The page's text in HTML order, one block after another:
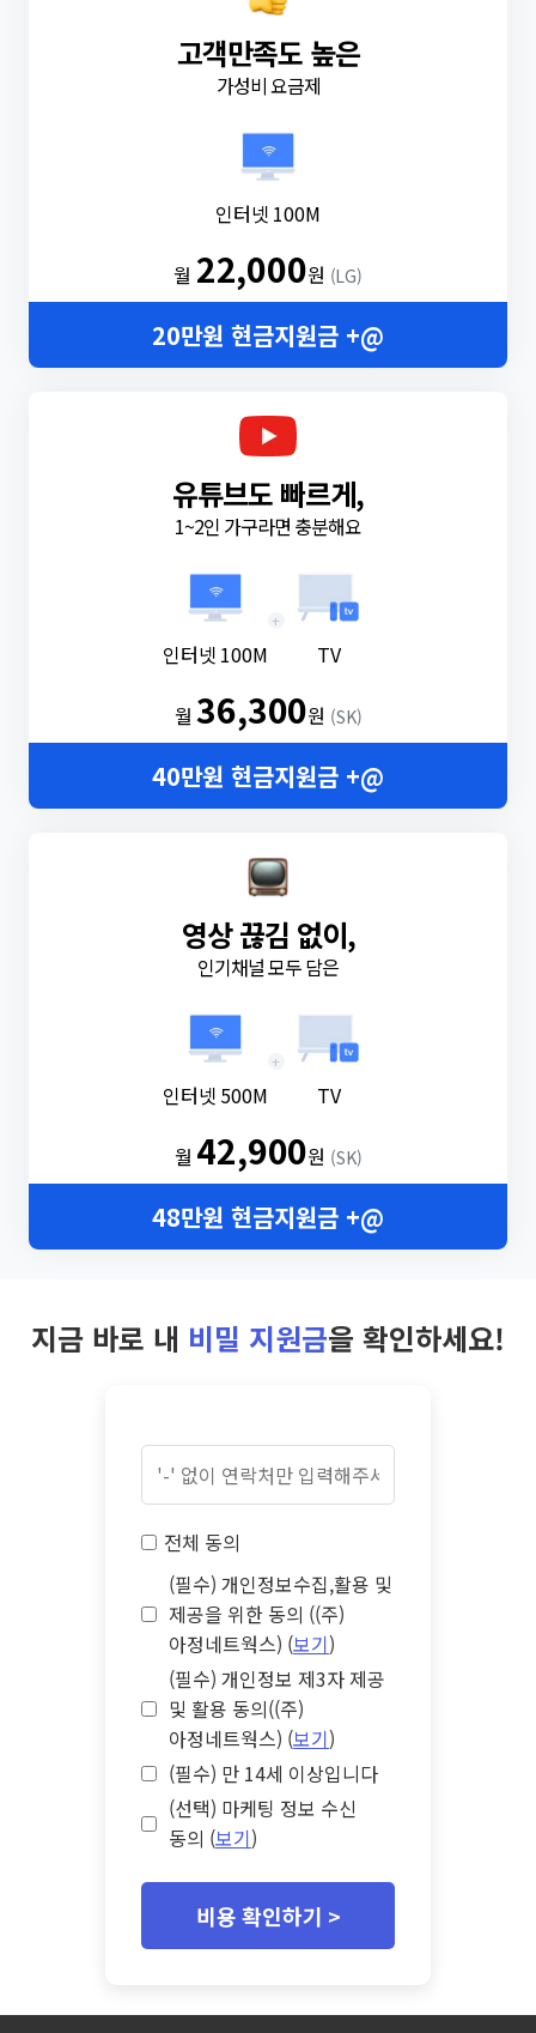
고객만족도 높은
가성비 요금제
인터넷 100M
월 22,000원 (LG)
20만원 현금지원금 +@
유튜브도 빠르게,
1~2인 가구라면 충분해요
인터넷 100M
+
TV
월36,300원 (SK)
40만원 현금지원금 +@
영상 끊김 없이,
인기채널 모두 담은
인터넷 500M
+
TV
월 42,900원 (SK)
48만원 현금지원금 +@
지금 바로 내 비밀 지원금을 확인하세요!
전체 동의
(필수) 개인정보수집,활용 및
제공을 위한 동의 ((주)
아정네트웍스) (보기)
(필수) 개인정보 제3자 제공
및 활용 동의((주)
아정네트웍스) (보기)
(필수) 만 14세 이상입니다
(선택) 마케팅 정보 수신
동의 (보기)
비용 확인하기 >